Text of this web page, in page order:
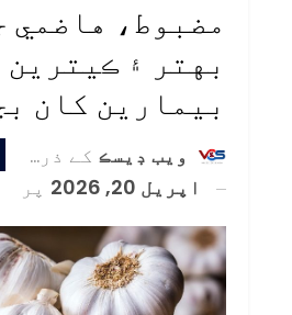
مضبوط، هاضمي
بهتر ۽ ڪيترين
بيمارين کان
ويب ڊيسڪ کے ذریعہ
اپریل 20, 2026
پر